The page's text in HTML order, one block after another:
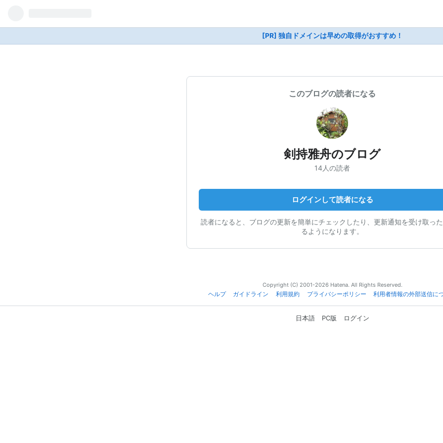
[PR] 独自ドメインは早めの取得がおすすめ！
このブログの読者になる
剣持雅舟のブログ
14人の読者
ログインして読者になる
読者になると、ブログの更新を簡単にチェックしたり、更新通知を受け取っ
るようになります。
Copyright (C) 2001-2026 Hatena. All Rights Reserved.
ヘルプ
ガイドライン 利用規約 プライバシーポリシー 利用者情報の外部送信に
日本語 PC版 ログイン